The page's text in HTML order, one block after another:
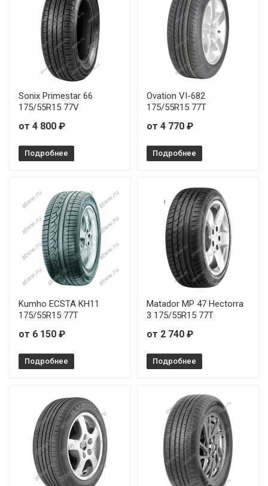
Sonix Primestar 66
175/55R15 77V
от 4 800 ₽
Подробнее
Ovation VI-682
175/55R15 77T
от 4 770 ₽
Подробнее
Kumho ECSTA KH11
175/55R15 77T
от 6 150 ₽
Подробнее
Matador MP 47 Hectorra
3 175/55R15 77T
от 2 740 ₽
Подробнее